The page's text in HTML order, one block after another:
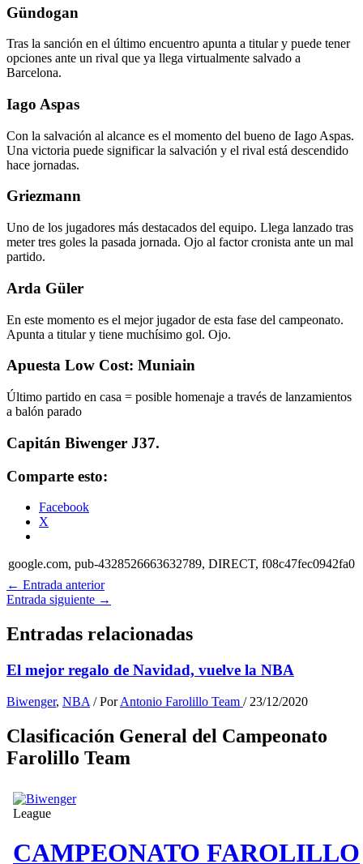
Gündogan
Tras la sanción en el último encuentro apunta a titular y puede tener
opciones ante un rival que ya llega virtualmente salvado a
Barcelona.
Iago Aspas
Con la salvación al alcance es el momento del bueno de Iago Aspas.
Una victoria puede significar la salvación y el rival está descendido
hace jornadas.
Griezmann
Uno de los jugadores más destacados del equipo. Llega lanzado tras
meter tres goles la pasada jornada. Ojo al factor cronista ante un mal
partido.
Arda Güler
En este momento es el mejor jugador de esta fase del campeonato.
Apunta a titular y tiene muchísimo gol. Ojo.
Apuesta Low Cost: Muniain
Último partido en casa = posible homenaje a través de lanzamientos
a balón parado
Capitán Biwenger J37.
Comparte esto:
Facebook
X
google.com, pub-4328526663632789, DIRECT, f08c47fec0942fa0
← Entrada anterior
Entrada siguiente →
Entradas relacionadas
El mejor regalo de Navidad, vuelve la NBA
Biwenger, NBA / PorAntonio Farolillo Team / 23/12/2020
Clasificación General del Campeonato
Farolillo Team